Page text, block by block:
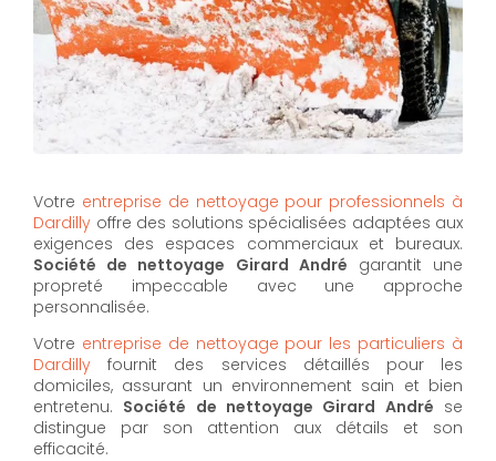
Votre entreprise de nettoyage pour professionnels à
Dardilly offre des solutions spécialisées adaptées aux
exigences des espaces commerciaux et bureaux.
Société de nettoyage Girard André garantit une
propreté impeccable avec une approche
personnalisée.
Votre entreprise de nettoyage pour les particuliers à
Dardilly fournit des services détaillés pour les
domiciles, assurant un environnement sain et bien
entretenu. Société de nettoyage Girard André se
distingue par son attention aux détails et son
efficacité.